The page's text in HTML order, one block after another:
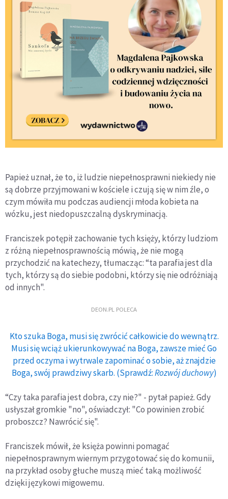
Papież uznał, że to, iż ludzie niepełnosprawni niekiedy nie
są dobrze przyjmowani w kościele i czują się w nim źle, o
czym mówiła mu podczas audiencji młoda kobieta na
wózku, jest niedopuszczalną dyskryminacją.
Franciszek potępił zachowanie tych księży, którzy ludziom
z różną niepełnosprawnością mówią, że nie mogą
przychodzić na katechezy, tłumacząc: “ta parafia jest dla
tych, którzy są do siebie podobni, którzy się nie odróżniają
od innych".
DEON.PL POLECA
Kto szuka Boga, musi się zwrócić całkowicie do wewnątrz.
Musi się wciąż ukierunkowywać na Boga, zawsze mieć Go
przed oczyma i wytrwale zapominać o sobie, aż znajdzie
Boga, swój prawdziwy skarb. (Sprawdź:Rozwój duchowy)
“Czy taka parafia jest dobra, czy nie?" - pytał papież. Gdy
usłyszał gromkie "no", oświadczył: "Co powinien zrobić
proboszcz? Nawrócić się".
Franciszek mówił, że księża powinni pomagać
niepełnosprawnym wiernym przygotować się do komunii,
na przykład osoby głuche muszą mieć taką możliwość
dzięki językowi migowemu.